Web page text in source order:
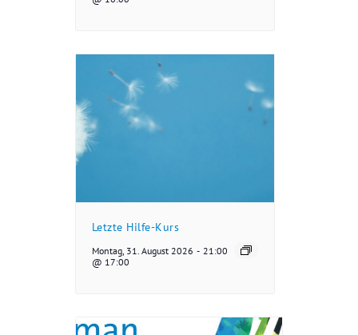
Letzte Hilfe-Kurs
Montag, 31. August 2026
@ 17:00
- 21:00